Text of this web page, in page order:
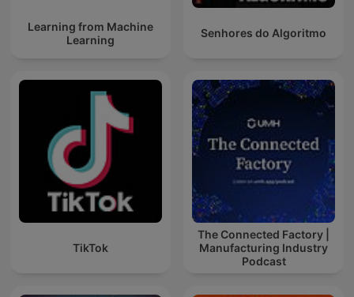
Learning from Machine
Learning
Senhores do Algoritmo
TikTok
The Connected Factory |
Manufacturing Industry
Podcast